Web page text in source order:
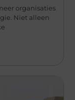
organisaties
Niet alleen